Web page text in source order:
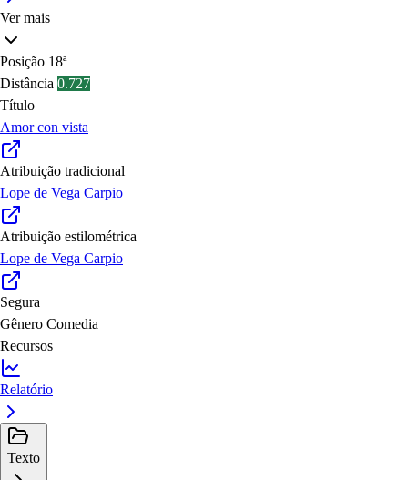
Ver mais
Posição 18ª
Distância 0.727
Título
Amor con vista
Atribuição tradicional
Lope de Vega Carpio
Atribuição estilométrica
Lope de Vega Carpio
Segura
Gênero Comedia
Recursos
Relatório
Texto